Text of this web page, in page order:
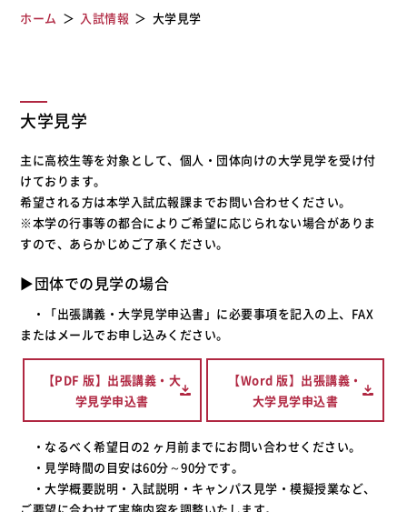
ホーム 入試情報 大学見学
大学見学
主に高校生等を対象として、個人・団体向けの大学見学を受け付
けております。
希望される方は本学入試広報課までお問い合わせください。
※本学の行事等の都合によりご希望に応じられない場合がありま
すので、あらかじめご了承ください。
▶︎団体での見学の場合
・「出張講義・大学見学申込書」に必要事項を記入の上、FAX
またはメールでお申し込みください。
【PDF 版】出張講義・大
学見学申込書
【Word 版】出張講義・
大学見学申込書
・ なるべく希望日の2 ヶ月前までにお問い合わせください。
・ 見学時間の目安は60分～90分です。
・大学概要説明・入試説明・キャンパス見学・模擬授業など、